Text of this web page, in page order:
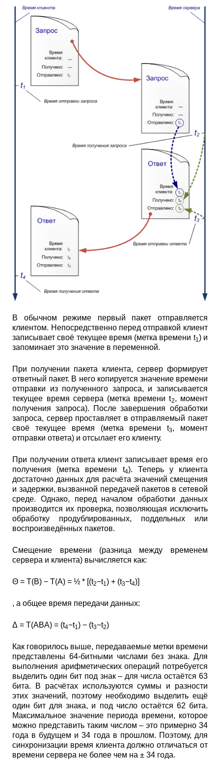
В обычном режиме первый пакет отправляется
клиентом. Непосредственно перед отправкой клиент
записывает своё текущее время (метка времени t1 ) и
запоминает это значение в переменной.
При получении пакета клиента, сервер формирует
ответный пакет. В него копируется значение времени
отправки из полученного запроса, и записывается
текущее время сервера (метка времени t2, момент
получения запроса). После завершения обработки
запроса, сервер проставляет в отправляемый пакет
своё текущее время (метка времени t3, момент
отправки ответа) и отсылает его клиенту.
При получении ответа клиент записывает время его
получения (метка времени t4). Теперь у клиента
достаточно данных для расчёта значений смещения
и задержки, вызванной передачей пакетов в сетевой
среде. Однако, перед началом обработки данных
производится их проверка, позволяющая исключить
обработку продублированных, поддельных или
воспроизведённых пакетов.
Смещение времени (разница между временем
сервера и клиента) вычисляется как:
Θ = T(B) − T(A) = ½ * [(t2−t1 ) + (t3−t4)]
, а общее время передачи данных:
Δ = T(ABA) = (t4−t1 ) − (t3−t2)
Как говорилось выше, передаваемые метки времени
представлены 64-битными числами без знака. Для
выполнения арифметических операций потребуется
выделить один бит под знак – для числа остаётся 63
бита. В расчётах используются суммы и разности
этих значений, поэтому необходимо выделить ещё
один бит для знака, и под число остаётся 62 бита.
Максимальное значение периода времени, которое
можно представить таким числом – это примерно 34
года в будущем и 34 года в прошлом. Поэтому, для
синхронизации время клиента должно отличаться от
времени сервера не более чем на ± 34 года.